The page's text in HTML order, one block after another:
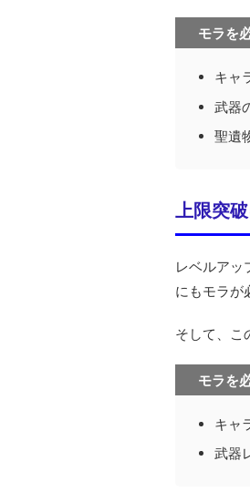
モラを
キャ
武器
聖遺
上限突
レベルアッ
にもモラが
そして、こ
モラを
キャ
武器